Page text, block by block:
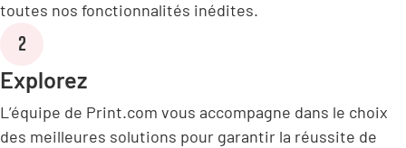
toutes nos fonctionnalités inédites.
2
Explorez
L’équipe de Print.com vous accompagne dans le choix
des meilleures solutions pour garantir la réussite de